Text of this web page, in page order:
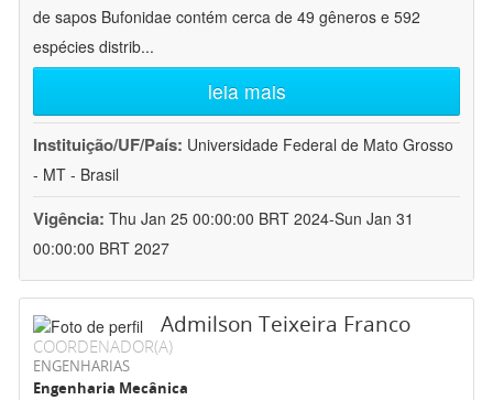
de sapos Bufonidae contém cerca de 49 gêneros e 592
espécies distrib...
leia mais
Instituição/UF/País: Universidade Federal de Mato Grosso
- MT - Brasil
Vigência: Thu Jan 25 00:00:00 BRT 2024-Sun Jan 31
00:00:00 BRT 2027
Admilson Teixeira Franco
COORDENADOR(A)
ENGENHARIAS
Engenharia Mecânica